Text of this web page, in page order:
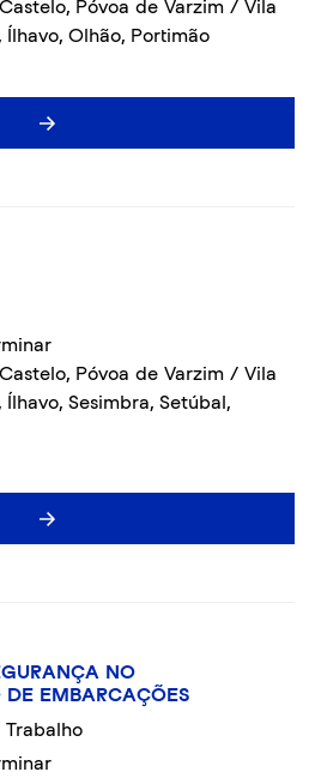
Póvoa de Varzim / Vila
Olhão, Portimão
Póvoa de Varzim / Vila
Sesimbra, Setúbal,
NO
EMBARCAÇÕES
Trabalho